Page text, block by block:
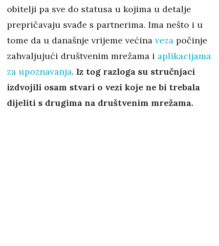
obitelji pa sve do statusa u kojima u detalje
prepričavaju svađe s partnerima. Ima nešto i u
tome da u današnje vrijeme većina veza počinje
zahvaljujući društvenim mrežama i aplikacijama
za upoznavanja. Iz tog razloga su stručnjaci
izdvojili osam stvari o vezi koje ne bi trebala
dijeliti s drugima na društvenim mrežama.